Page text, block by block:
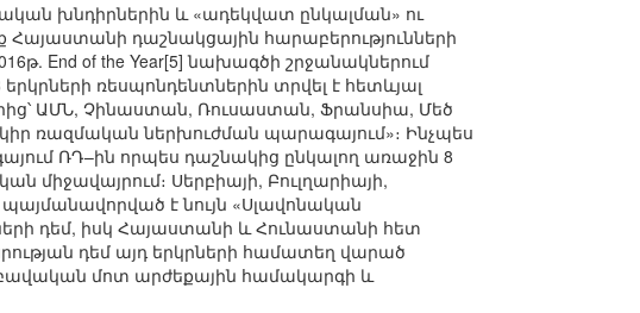
խնդիրներին և «ադեկվատ ընկալման» ու
դաշնակցային հարաբերությունների
End of the Year[5] նախագծի շրջանակներում
ռեսպոնդենտներին տրվել է հետևյալ
ԱՄՆ, Չինաստան, Ռուսաստան, Ֆրանսիա, Մեծ
ռազմական ներխուժման պարագայում»։ Ինչպես
ՌԴ–ին որպես դաշնակից ընկալող առաջին 8
միջավայրում։ Սերբիայի, Բուլղարիայի,
է նույն «Սլավոնական
դեմ, իսկ Հայաստանի և Հունաստանի հետ
դեմ այդ երկրների համատեղ վարած
մոտ արժեքային համակարգի և